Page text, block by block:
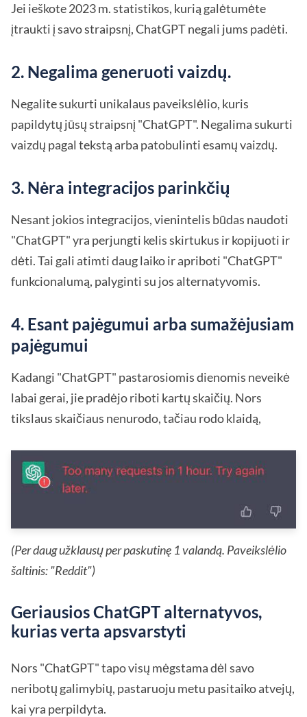
Jei ieškote 2023 m. statistikos, kurią galėtumėte
įtraukti į savo straipsnį, ChatGPT negali jums padėti.
2. Negalima generuoti vaizdų.
Negalite sukurti unikalaus paveikslėlio, kuris
papildytų jūsų straipsnį "ChatGPT". Negalima sukurti
vaizdų pagal tekstą arba patobulinti esamų vaizdų.
3. Nėra integracijos parinkčių
Nesant jokios integracijos, vienintelis būdas naudoti
"ChatGPT" yra perjungti kelis skirtukus ir kopijuoti ir
dėti. Tai gali atimti daug laiko ir apriboti "ChatGPT"
funkcionalumą, palyginti su jos alternatyvomis.
4. Esant pajėgumui arba sumažėjusiam
pajėgumui
Kadangi "ChatGPT" pastarosiomis dienomis neveikė
labai gerai, jie pradėjo riboti kartų skaičių. Nors
tikslaus skaičiaus nenurodo, tačiau rodo klaidą,
(Per daug užklausų per paskutinę 1 valandą. Paveikslėlio
šaltinis: "Reddit")
Geriausios ChatGPT alternatyvos,
kurias verta apsvarstyti
Nors "ChatGPT" tapo visų mėgstama dėl savo
neribotų galimybių, pastaruoju metu pasitaiko atvejų,
kai yra perpildyta.